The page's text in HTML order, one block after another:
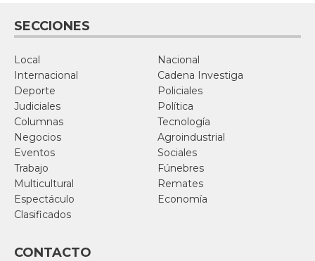
SECCIONES
Local
Nacional
Internacional
Cadena Investiga
Deporte
Policiales
Judiciales
Política
Columnas
Tecnología
Negocios
Agroindustrial
Eventos
Sociales
Trabajo
Fúnebres
Multicultural
Remates
Espectáculo
Economía
Clasificados
CONTACTO